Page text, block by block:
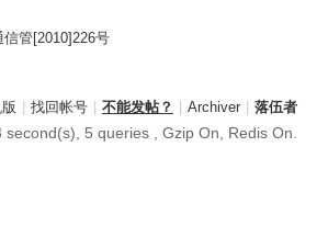
管[2010]226号
找回帐号 不能发帖？ Archiver 落伍者
second(s), 5 queries , Gzip On, Redis On.